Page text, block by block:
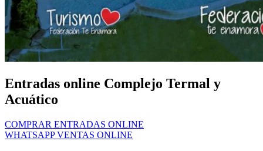
Entradas online Complejo Termal y
Acuático
COMPRAR ENTRADAS ONLINE
WHATSAPP VENTAS ONLINE